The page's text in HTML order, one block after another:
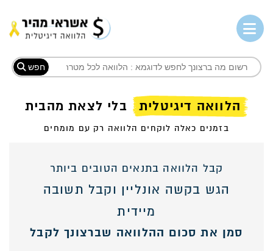
חפש
הלוואה דיגיטלית בלי לצאת מהבית
בזמנים כאלה לוקחים הלוואה רק עם מומחים
קבל הלוואה בתנאים הטובים ביותר
הגש בקשה אונליין וקבל תשובה
מיידית
סמן את סכום ההלוואה שברצונך לקבל